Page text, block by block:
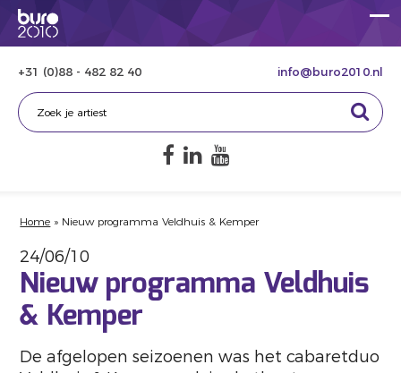
+31 (0)88 - 482 82 40 info@buro2010.nl
Home » Nieuw programma Veldhuis & Kemper
24/06/10
Nieuw programma Veldhuis
& Kemper
De afgelopen seizoenen was het cabaretduo